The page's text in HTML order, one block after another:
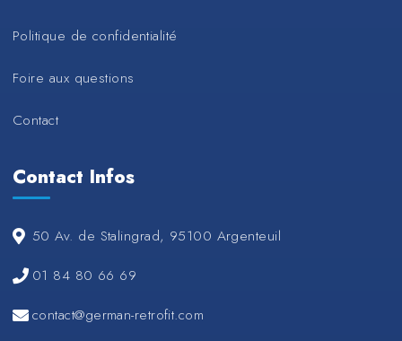
Politique de confidentialité
Foire aux questions
Contact
Contact Infos
50 Av. de Stalingrad, 95100 Argenteuil
01 84 80 66 69
contact@german-retrofit.com